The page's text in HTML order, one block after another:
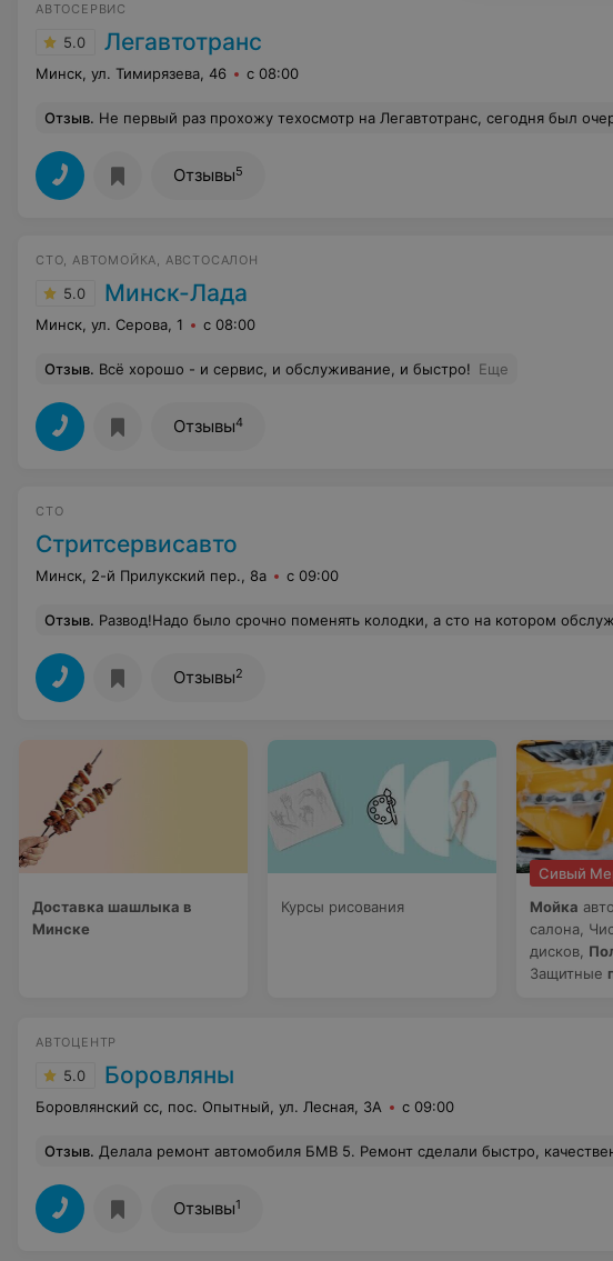
АВТОСЕРВИС
5.0 Легавтотранс
Минск, ул. Тимирязева, 46 с 08:00
Отзыв. Не первый раз прохожу техосмотр на Легавтотранс, сегодня был очередной раз. Хочу выразить благодарность за слаженную и организованную работу. Чувствуется с самого начала, от кассира и до конца, когда выдаётся документ, что все процессы отточены. Сотрудники вежливые. Никто не хамит, если вдруг не услышала что нужно включить/выключить, повторяют ещё раз. Помогли заехать на яму, я до жути боюсь провалиться. Никто не отвлекается, уделяют внимание только автомобилю. Очень внимательно всё осмотрели. Нигде не пришлось ждать. Это место, где ценят свое и уважают время
Отзывы5
СТО, АВТОМОЙКА, АВСТОСАЛОН
5.0 Минск-Лада
Минск, ул. Серова, 1 с 08:00
Отзыв. Всё хорошо - и сервис, и обслуживание, и быстро! Еще
Отзывы4
СТО
Стритсервисавто
Минск, 2-й Прилукский пер., 8а с 09:00
Отзыв. Развод!Надо было срочно поменять колодки, а сто на котором обслуживаюсь сегодня 9 мая не работало!По телефону сказали замена колодок 200.000 руб.,после замены насчитали 450 000 аргументируя ,что долго снимали т.к все прикорело, в итоге дал 300 000
Отзывы2
Доставка шашлыка в
Минске
Курсы рисования
Сивый
Мойка
салона,
дисков,
Защитные
АВТОЦЕНТР
5.0 Боровляны
Боровлянский сс, пос. Опытный, ул. Лесная, 3А с 09:00
Отзыв. Делала ремонт автомобиля БМВ 5. Ремонт сделали быстро, качественно и недорого. Особая БЛАГОДАРНОСТЬ Андрею, который с грамотным подходом относится к своему делу. Стоимостью за ремонт была приятно
Отзывы1